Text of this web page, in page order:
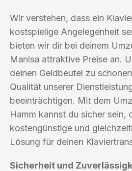
Wir verstehen, dass ein
kostspielige Angelegenheit
bieten wir dir bei deinem
Manisa attraktive Preise an.
deinen Geldbeutel zu
Qualität unserer
beeinträchtigen. Mit dem
Hamm kannst du sicher sein,
kostengünstige und
Lösung für deinen
Sicherheit und